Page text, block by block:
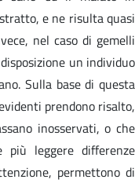
e ne risulta quasi
nel caso di gemelli
un individuo
Sulla base di questa
prendono risalto,
inosservati, o che
più leggere differenze
permettono di